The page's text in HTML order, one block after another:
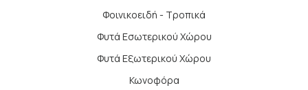
Φοινικοειδή - Τροπικά
Φυτά Εσωτερικού Χώρου
Φυτά Εξωτερικού Χώρου
Κωνοφόρα